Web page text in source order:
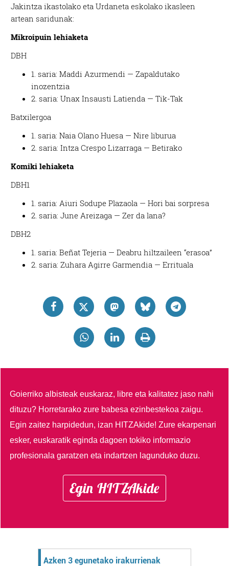
Jakintza ikastolako eta Urdaneta eskolako ikasleen
artean saridunak:
Mikroipuin lehiaketa
DBH
1. saria: Maddi Azurmendi — Zapaldutako
inozentzia
2. saria: Unax Insausti Latienda — Tik-Tak
Batxilergoa
1. saria: Naia Olano Huesa — Nire liburua
2. saria: Intza Crespo Lizarraga — Betirako
Komiki lehiaketa
DBH1
1. saria: Aiuri Sodupe Plazaola — Hori bai sorpresa
2. saria: June Areizaga — Zer da lana?
DBH2
1. saria: Beñat Tejeria — Deabru hiltzaileen “erasoa”
2. saria: Zuhara Agirre Garmendia — Errituala
Goierriko albisteak euskaraz, libre eta kalitatez jaso nahi
dituzu? Horretarako zure babesa ezinbestekoa zaigu.
Egin zaitez harpidedun, izan HITZAkide!Zure ekarpenari
esker, euskaratik eginda dagoen tokiko informazio
profesionala garatzen eta indartzen lagunduko duzu.
Egin HITZAkide
Azken 3 egunetako irakurrienak